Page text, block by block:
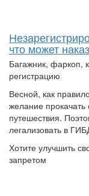
что может
Багажник, фаркоп,
регистрацию
Весной, как
желание
путешествия.
легализовать в
Хотите улучшить
запретом